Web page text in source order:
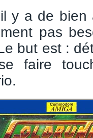
y a de
pas
but est :
faire